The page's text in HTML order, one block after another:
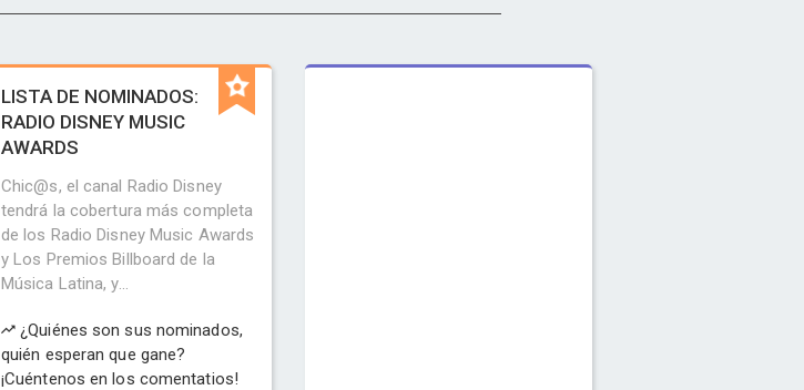
LISTA DE NOMINADOS:
RADIO DISNEY MUSIC
AWARDS
Chic@s, el canal Radio Disney
tendrá la cobertura más completa
de los Radio Disney Music Awards
y Los Premios Billboard de la
Música Latina, y...
¿Quiénes son sus nominados,
quién esperan que gane?
¡Cuéntenos en los comentatios!